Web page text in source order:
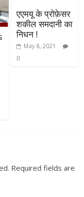
एएमयू के प्रोफ़ेसर
शकील समदानी का
निधन !
May 8, 2021
0
Required fields are